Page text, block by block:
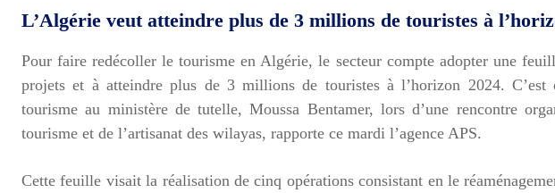
L’Algérie veut atteindre plus de 3 millions de touristes à
Pour faire redécoller le tourisme en Algérie, le secteur compte adopter une
projets et à atteindre plus de 3 millions de touristes à l’horizon 2024. C’est
tourisme au ministère de tutelle, Moussa Bentamer, lors d’une rencontre
tourisme et de l’artisanat des wilayas, rapporte ce mardi l’agence APS.
Cette feuille visait la réalisation de cinq opérations consistant en le